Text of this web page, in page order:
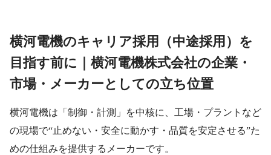
横河電機のキャリア採用（中途採用）を
目指す前に｜横河電機株式会社の企業・
市場・メーカーとしての立ち位置
横河電機は「制御・計測」を中核に、工場・プラントなど
の現場で“止めない・安全に動かす・品質を安定させる”た
めの仕組みを提供するメーカーです。